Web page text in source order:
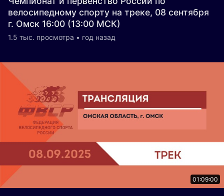
велосипедному спорту на треке, 08 сентября
г. Омск 16:00 (13:00 МСК)
1.5 тыс. просмотра • год назад
01:09:00